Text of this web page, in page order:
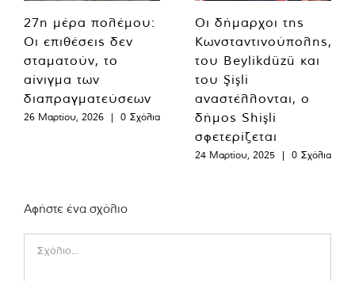
27η μέρα πολέμου:
Οι επιθέσεις δεν
σταματούν, το
αίνιγμα των
διαπραγματεύσεων
26 Μαρτίου, 2026 | 0 Σχόλια
Οι δήμαρχοι της
Κωνσταντινούπολης,
του Beylikdüzü και
του Şişli
αναστέλλονται, ο
δήμος Shişli
σφετερίζεται
24 Μαρτίου, 2025 | 0 Σχόλια
Αφήστε ένα σχόλιο